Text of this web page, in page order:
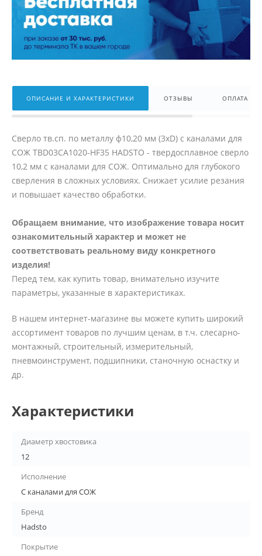
ОПИСАНИЕ И ХАРАКТЕРИСТИКИ ОТЗЫВЫ ОПЛАТА
Сверло тв.сп. по металлу ф10,20 мм (3xD) с каналами для
СОЖ TBD03CA1020-HF35 HADSTO - твердосплавное сверло
10,2 мм с каналами для СОЖ. Оптимально для глубокого
сверления в сложных условиях. Снижает усилие резания
и повышает качество обработки.
Обращаем внимание, что изображение товара носит
ознакомительный характер и может не
соответствовать реальному виду конкретного
изделия!
Перед тем, как купить товар, внимательно изучите
параметры, указанные в характеристиках.
В нашем интернет-магазине вы можете купить широкий
ассортимент товаров по лучшим ценам, в т.ч. слесарно-
монтажный, строительный, измерительный,
пневмоинструмент, подшипники, станочную оснастку и
др.
Характеристики
Диаметр хвостовика
12
Исполнение
С каналами для СОЖ
Бренд
Hadsto
Покрытие